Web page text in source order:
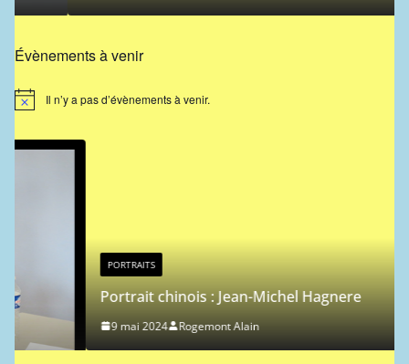
Évènements à venir
N
i
Il n’y a pas d’évènements à venir.
Portrait chinois : Jean-Michel Hagnere
9 mai 2024 Rogemont Alain